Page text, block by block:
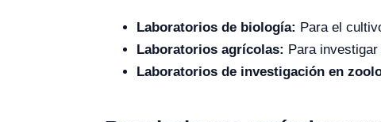
Laboratorios de biología: Para el
Laboratorios agrícolas: Para
Laboratorios de investigación en